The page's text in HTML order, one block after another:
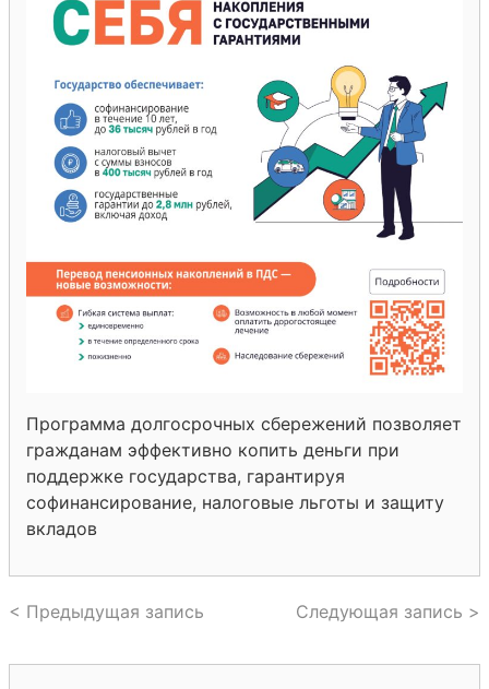
Программа долгосрочных сбережений позволяет
гражданам эффективно копить деньги при
поддержке государства, гарантируя
софинансирование, налоговые льготы и защиту
вкладов
< Предыдущая запись Следующая запись >